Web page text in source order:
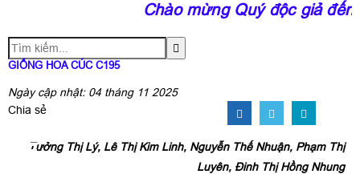
Chào mừng Quý độc giả
GIỐNG HOA CÚC C195
Ngày cập nhật: 04 tháng 11 2025
Chia sẻ
Tưởng Thị Lý, Lê Thị Kim Linh, Nguyễn Thế Nhuận, Phạm Thị
Luyên, Đinh Thị Hồng Nhung